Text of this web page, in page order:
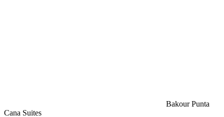
Bakour Punta
Cana Suites